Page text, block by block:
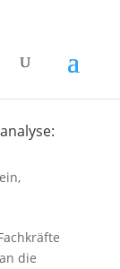
,
die